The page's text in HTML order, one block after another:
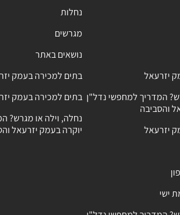
יזרעאל
המדריך למחפשי נדל"ן
והסביבה
יזרעאל
ישי
נחלות
מגרשים
נושאים באתר
בתים למכירה בעמק
בתים למכירה בעמק
נחלה, וילה או מגרש?
יוקרה בעמק יזרעאל